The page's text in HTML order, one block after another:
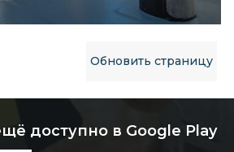
Обновить страницу
доступно в Google Play